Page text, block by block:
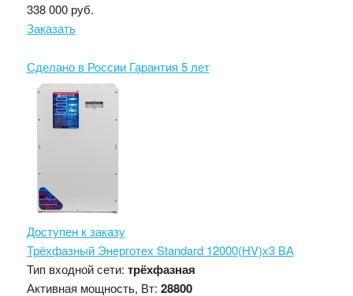
338 000 руб.
Заказать
Сделано в России Гарантия 5 лет
Доступен к заказу
Трёхфазный Энерготех Standard 12000(HV)х3 ВА
Тип входной сети: трёхфазная
Активная мощность, Вт: 28800